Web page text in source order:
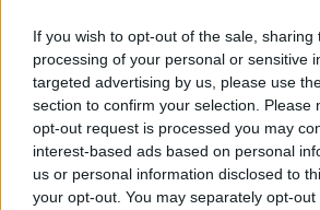
If you wish to opt-out of the sale, sharing
processing of your personal or sensitive
targeted advertising by us, please use
section to confirm your selection. Please
opt-out request is processed you may
interest-based ads based on personal
us or personal information disclosed to
your opt-out. You may separately opt-
elő